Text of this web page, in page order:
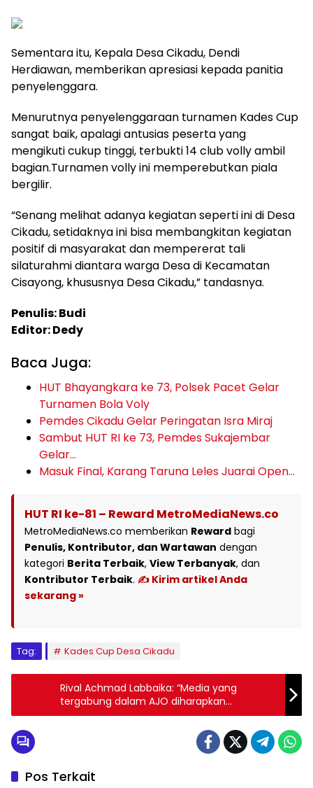
Sementara itu, Kepala Desa Cikadu, Dendi
Herdiawan, memberikan apresiasi kepada panitia
penyelenggara.
Menurutnya penyelenggaraan turnamen Kades Cup
sangat baik, apalagi antusias peserta yang
mengikuti cukup tinggi, terbukti 14 club volly ambil
bagian.Turnamen volly ini memperebutkan piala
bergilir.
“Senang melihat adanya kegiatan seperti ini di Desa
Cikadu, setidaknya ini bisa membangkitan kegiatan
positif di masyarakat dan mempererat tali
silaturahmi diantara warga Desa di Kecamatan
Cisayong, khususnya Desa Cikadu,” tandasnya.
Penulis: Budi
Editor: Dedy
Baca Juga:
HUT Bhayangkara ke 73, Polsek Pacet Gelar
Turnamen Bola Voly
Pemdes Cikadu Gelar Peringatan Isra Miraj
Sambut HUT RI ke 73, Pemdes Sukajembar
Gelar…
Masuk Final, Karang Taruna Leles Juarai Open…
HUT RI ke-81 – Reward MetroMediaNews.co
MetroMediaNews.co memberikan Reward bagi
Penulis, Kontributor, dan Wartawan dengan
kategori Berita Terbaik, View Terbanyak, dan
Kontributor Terbaik. ✍️ Kirim artikel Anda
sekarang »
Tag: Kades Cup Desa Cikadu
Rival Achmad Labbaika: “Media yang
tergabung dalam AJO diharapkan
mengandung nilai luhur Pancasila dan
Pos Terkait